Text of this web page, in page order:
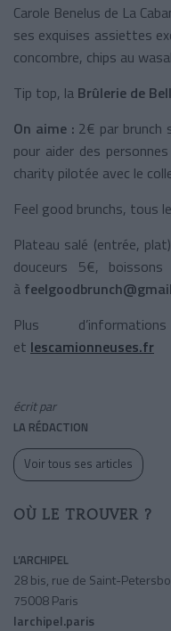
Carole Benelus de La
ses exquises assiettes
concombre, chips au
Tip top, la Brûlerie de
On aime : 2€ par brunch
pour aider des
charity pilotée avec le
Feel good brunchs, tous
Plateau salé (entrée,
douceurs 5€,
à
Plus
et lescamionneuses.fr
écrit par
LA RÉDACTION
Voir tous ses articles
OÙ LE TROUVER ?
L’ARCHIPEL
28 bis, rue de Saint-
75008 Paris
larchipel.paris